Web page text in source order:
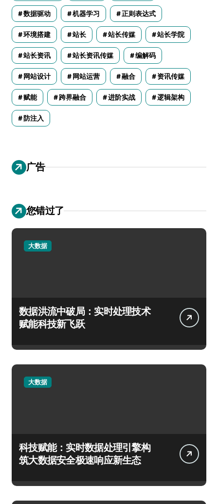
数据驱动 机器学习 正则表达式
环境搭建 站长 站长传媒 站长学院
站长资讯 站长资讯传媒 编解码
网站设计 网站运营 融合 资讯传媒
赋能 跨界融合 进阶实战 逻辑架构
防注入
广告
您错过了
大数据
数据洪流中破局：实时处理技术
赋能科技新飞跃
大数据
科技赋能：实时数据处理引擎构
筑大数据安全极速响应新生态